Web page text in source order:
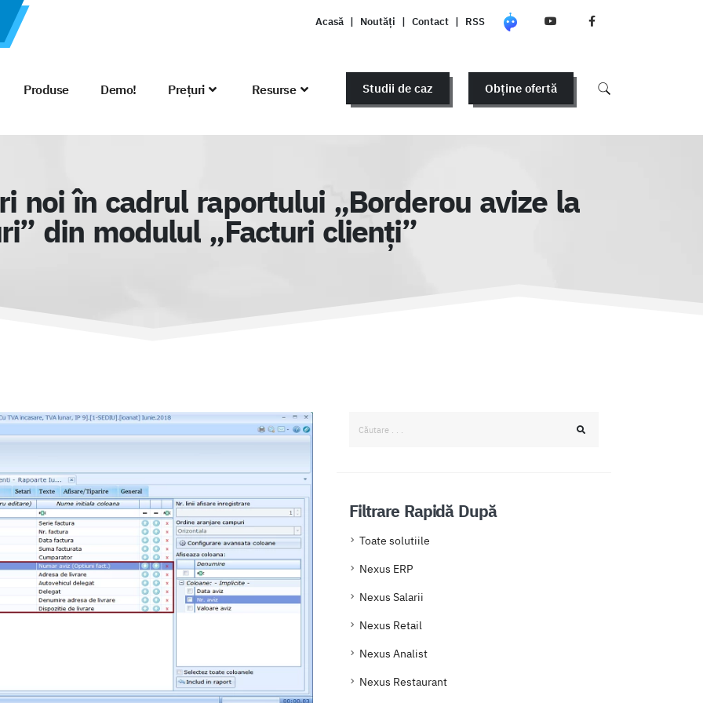
Acasă | Noutăți | Contact | RSS
Produse Demo! Prețuri Resurse Studii de caz Obține ofertă
noi în cadrul raportului „Borderou avize la
din modulul „Facturi clienți”
Filtrare Rapidă După
Toate solutiile
Nexus ERP
Nexus Salarii
Nexus Retail
Nexus Analist
Nexus Restaurant